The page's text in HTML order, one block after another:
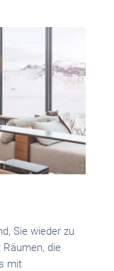
Sie wieder zu
die
mit